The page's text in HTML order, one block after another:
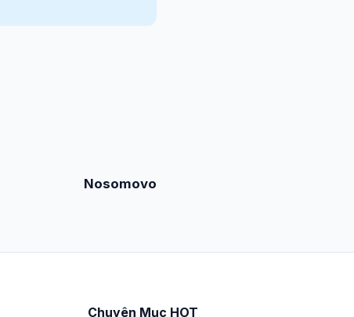
Nosomovo
Chuyên Mục HOT